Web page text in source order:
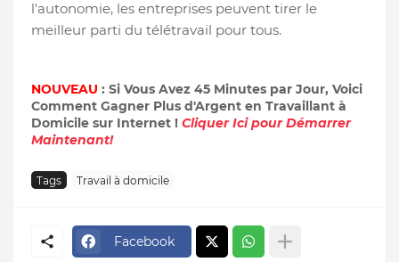
l'autonomie, les entreprises peuvent tirer le
meilleur parti du télétravail pour tous.
NOUVEAU : Si Vous Avez 45 Minutes par Jour, Voici
Comment Gagner Plus d'Argent en Travaillant à
Domicile sur Internet ! Cliquer Ici pour Démarrer
Maintenant!
Tags Travail à domicile
Facebook